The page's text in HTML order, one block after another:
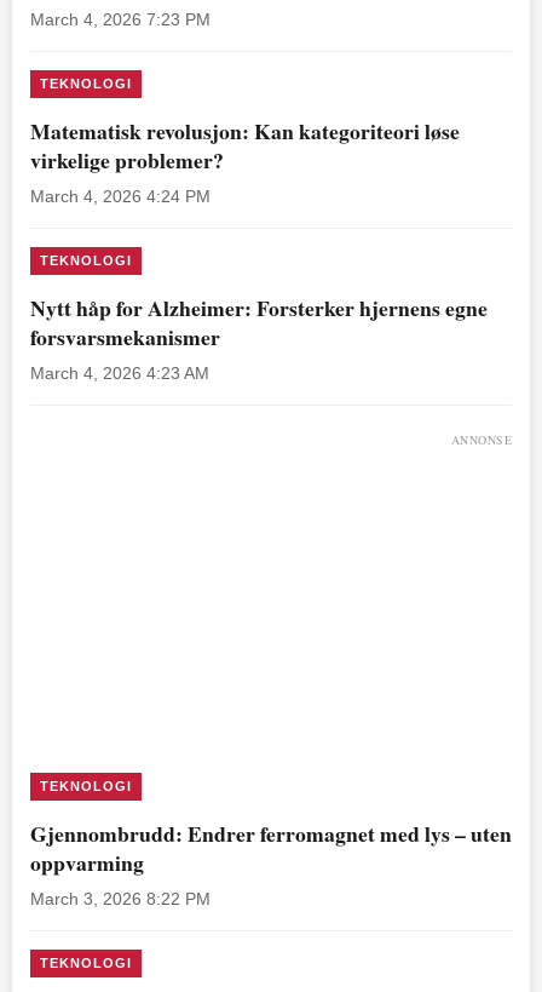
March 4, 2026 7:23 PM
TEKNOLOGI
Matematisk revolusjon: Kan kategoriteori løse
virkelige problemer?
March 4, 2026 4:24 PM
TEKNOLOGI
Nytt håp for Alzheimer: Forsterker hjernens egne
forsvarsmekanismer
March 4, 2026 4:23 AM
ANNONSE
TEKNOLOGI
Gjennombrudd: Endrer ferromagnet med lys – uten
oppvarming
March 3, 2026 8:22 PM
TEKNOLOGI